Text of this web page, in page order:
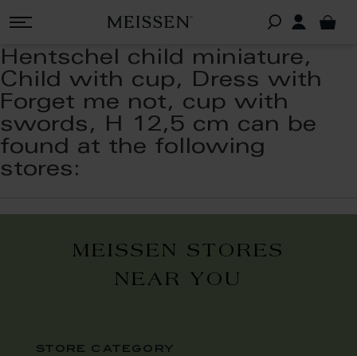
Hentschel child miniature,
Child with cup, Dress with
Forget me not, cup with
swords, H 12,5 cm can be
found at the following
stores:
MEISSEN STORES
NEAR YOU
store category